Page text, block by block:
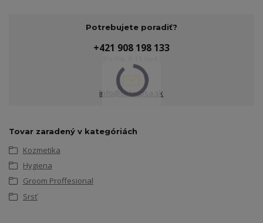
Potrebujete poradiť?
+421 908 198 133
info@oblecpsa.sk
Tovar zaradený v kategóriách
Kozmetika
Hygiena
Groom Proffesional
Srsť